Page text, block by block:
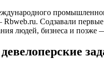
Содзавали
людей, бизнеса и позже